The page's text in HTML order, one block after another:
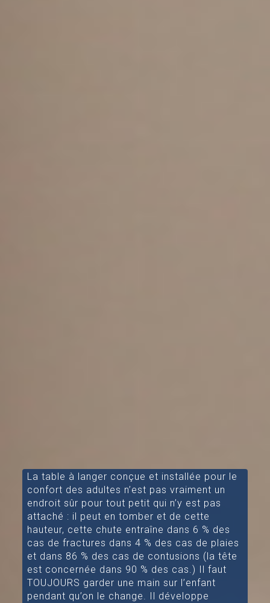
La table à langer conçue et installée pour le
confort des adultes n’est pas vraiment un
endroit sûr pour tout petit qui n’y est pas
attaché : il peut en tomber et de cette
hauteur, cette chute entraîne dans 6 % des
cas de fractures dans 4 % des cas de plaies
et dans 86 % des cas de contusions (la tête
est concernée dans 90 % des cas.) Il faut
TOUJOURS garder une main sur l’enfant
pendant qu’on le change. Il développe